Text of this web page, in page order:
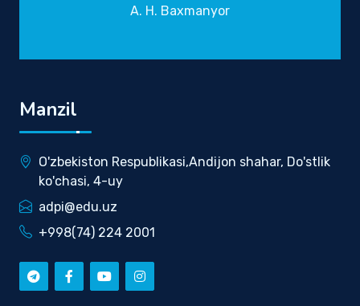
A. H. Baxmanyor
Manzil
O'zbekiston Respublikasi,Andijon shahar, Do'stlik
ko'chasi, 4-uy
adpi@edu.uz
+998(74) 224 2001